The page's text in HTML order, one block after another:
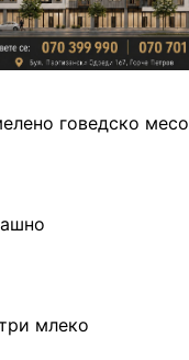
говедско месо
млеко